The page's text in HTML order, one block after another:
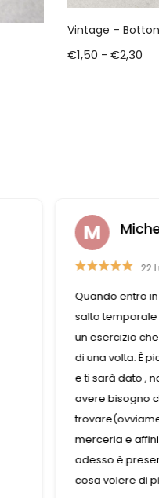
Vintage –
€1,50 - €2,30
22
Quando entro
salto
un esercizio
di una volta. È
e ti sarà dato ,
avere bisogno
merceria e
adesso è
cosa volere di